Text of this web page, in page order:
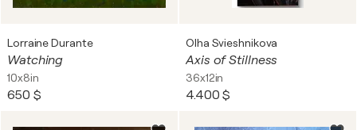
Lorraine Durante
Watching
10x8in
650 $
Olha Svieshnikova
Axis of Stillness
36x12in
4.400 $